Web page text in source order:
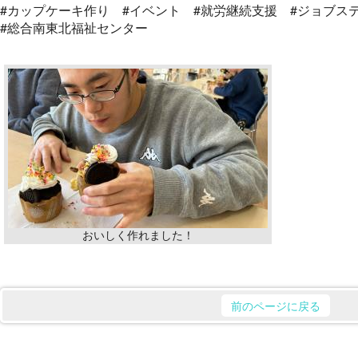
#カップケーキ作り #イベント #就労継続支援 #ジョブス
#総合南東北福祉センター
おいしく作れました！
前のページに戻る